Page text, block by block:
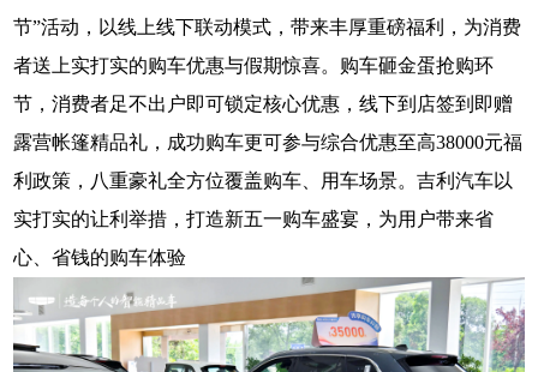
节”活动，以线上线下联动模式，带来丰厚重磅福利，为消费
者送上实打实的购车优惠与假期惊喜。购车砸金蛋抢购环
节，消费者足不出户即可锁定核心优惠，线下到店签到即赠
露营帐篷精品礼，成功购车更可参与综合优惠至高38000元福
利政策，八重豪礼全方位覆盖购车、用车场景。吉利汽车以
实打实的让利举措，打造新五一购车盛宴，为用户带来省
心、省钱的购车体验